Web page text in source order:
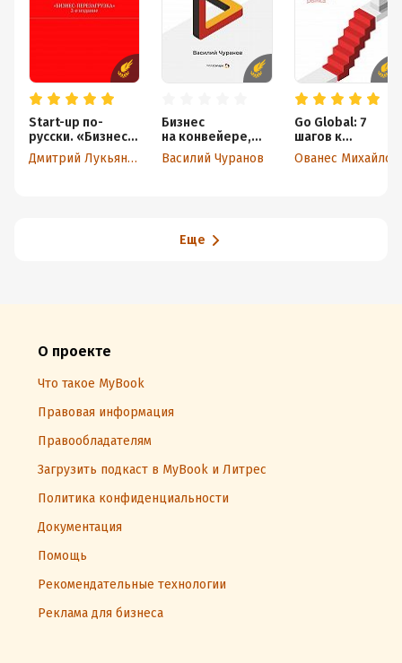
Start-up по-
русски. «Бизнес-
перезагрузка». 2-
е издание
Дмитрий Лукьянов
Бизнес
на конвейере,
или Как
построить
Василий Чуранов
Go Global: 7
шагов к
завоеванию
международног
Ованес Михайлов
Еще
О проекте
Что такое MyBook
Правовая информация
Правообладателям
Загрузить подкаст в MyBook и Литрес
Политика конфиденциальности
Документация
Помощь
Рекомендательные технологии
Реклама для бизнеса